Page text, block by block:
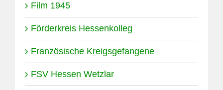
Film 1945
Förderkreis Hessenkolleg
Französische Kreigsgefangene
FSV Hessen Wetzlar